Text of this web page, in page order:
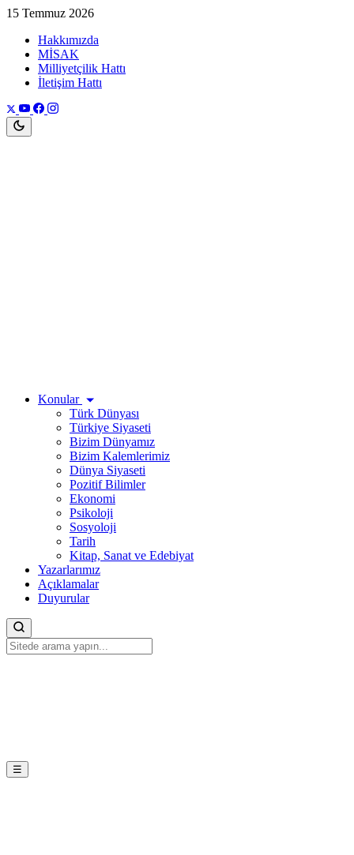
15 Temmuz 2026
Hakkımızda
MİSAK
Milliyetçilik Hattı
İletişim Hattı
Konular
Türk Dünyası
Türkiye Siyaseti
Bizim Dünyamız
Bizim Kalemlerimiz
Dünya Siyaseti
Pozitif Bilimler
Ekonomi
Psikoloji
Sosyoloji
Tarih
Kitap, Sanat ve Edebiyat
Yazarlarımız
Açıklamalar
Duyurular
☰